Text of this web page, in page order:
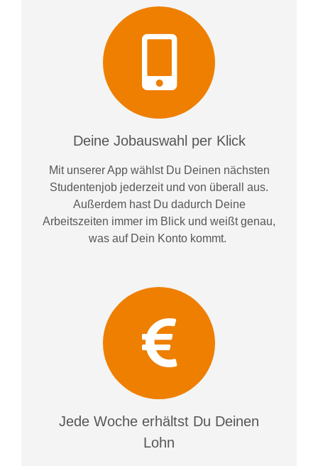
Deine Jobauswahl per Klick
Mit unserer App wählst Du Deinen nächsten
Studentenjob jederzeit und von überall aus.
Außerdem hast Du dadurch Deine
Arbeitszeiten immer im Blick und weißtgenau,
was auf Dein Konto kommt.
Jede Woche erhältst Du Deinen
Lohn